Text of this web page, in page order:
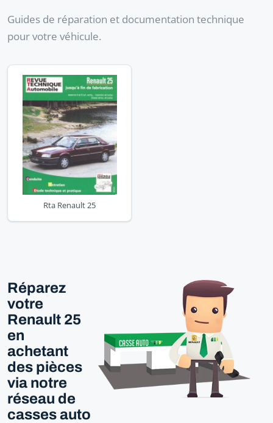
Guides de réparation et documentation technique
pour votre véhicule.
Rta Renault 25
Réparez
votre
Renault 25
en
achetant
des pièces
via notre
réseau de
casses auto